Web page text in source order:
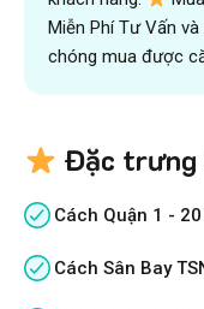
Miễn Phí Tư Vấn
chóng mua được
Đặc trưng
Cách Quận 1 -
Cách Sân Bay